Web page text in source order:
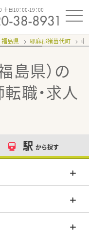
土日10：00-19：00
福島県 耶麻郡猪苗代町 車
島県）の
職・求人
駅 から探す